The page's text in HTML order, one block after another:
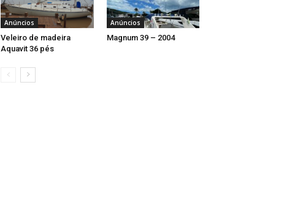
Anúncios
Veleiro de madeira
Aquavit 36 pés
Anúncios
Magnum 39 – 2004